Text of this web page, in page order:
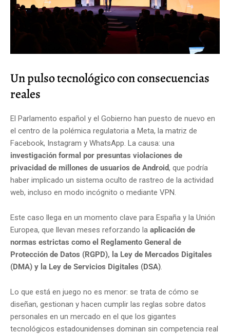
Un pulso tecnológico con consecuencias
reales
El Parlamento español y el Gobierno han puesto de nuevo en
el centro de la polémica regulatoria a Meta, la matriz de
Facebook, Instagram y WhatsApp. La causa: una
investigación formal por presuntas violaciones de
privacidad de millones de usuarios de Android, que podría
haber implicado un sistema oculto de rastreo de la actividad
web, incluso en modo incógnito o mediante VPN.
Este caso llega en un momento clave para España y la Unión
Europea, que llevan meses reforzando la aplicación de
normas estrictas como el Reglamento General de
Protección de Datos (RGPD), la Ley de Mercados Digitales
(DMA) y la Ley de Servicios Digitales (DSA)
Lo que está en juego no es menor: se trata de cómo se
diseñan, gestionan y hacen cumplir las reglas sobre datos
personales en un mercado en el que los gigantes
tecnológicos estadounidenses dominan sin competencia real